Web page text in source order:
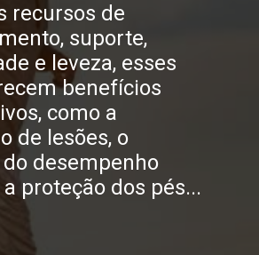
recursos de
suporte,
e leveza, esses
benefícios
como a
de lesões, o
desempenho
proteção dos pés...